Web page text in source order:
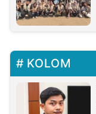
KOLOM